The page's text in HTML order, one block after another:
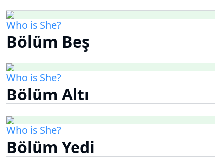
Who is She?
Bölüm Beş
Who is She?
Bölüm Altı
Who is She?
Bölüm Yedi